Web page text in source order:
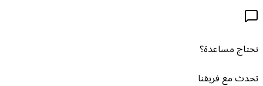
تحتاج مساعدة؟
تحدث مع فريقنا